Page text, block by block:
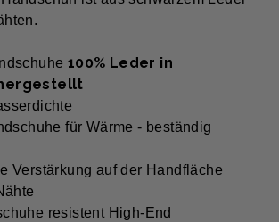
100% Leder in
für Wärme - beständig
Verstärkung auf der Handfläche
resistent High-End